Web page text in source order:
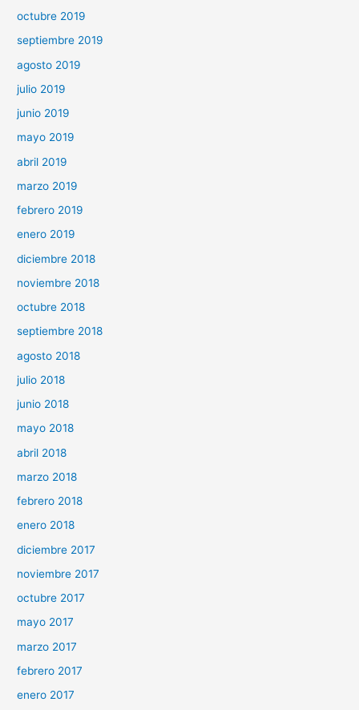
octubre 2019
septiembre 2019
agosto 2019
julio 2019
junio 2019
mayo 2019
abril 2019
marzo 2019
febrero 2019
enero 2019
diciembre 2018
noviembre 2018
octubre 2018
septiembre 2018
agosto 2018
julio 2018
junio 2018
mayo 2018
abril 2018
marzo 2018
febrero 2018
enero 2018
diciembre 2017
noviembre 2017
octubre 2017
mayo 2017
marzo 2017
febrero 2017
enero 2017